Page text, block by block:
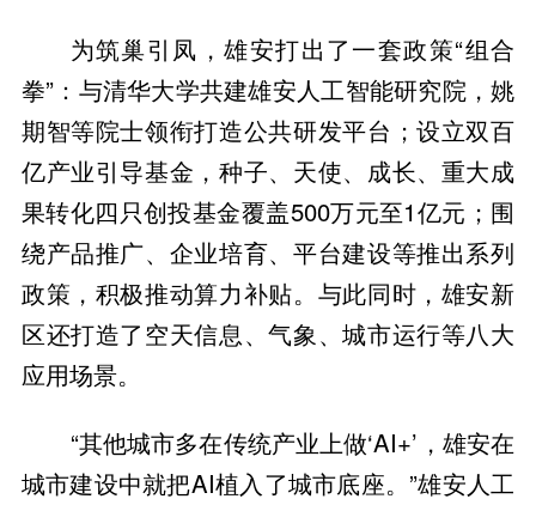
为筑巢引凤，雄安打出了一套政策“组合
拳”：与清华大学共建雄安人工智能研究院，姚
期智等院士领衔打造公共研发平台；设立双百
亿产业引导基金，种子、天使、成长、重大成
果转化四只创投基金覆盖500万元至1亿元；围
绕产品推广、企业培育、平台建设等推出系列
政策，积极推动算力补贴。与此同时，雄安新
区还打造了空天信息、气象、城市运行等八大
应用场景。
“其他城市多在传统产业上做‘AI+’，雄安在
城市建设中就把AI植入了城市底座。”雄安人工